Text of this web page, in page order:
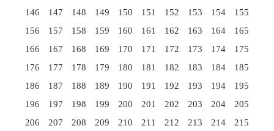
146
147 148 149 150 151 152 153 154
155
156
157 158 159 160 161 162 163 164
165
166
167 168 169 170 171 172 173 174
175
176
177 178 179 180 181 182 183 184
185
186
187 188 189 190 191 192 193 194
195
196
197 198 199 200 201 202 203 204
205
206
207 208 209 210 211 212 213 214
215